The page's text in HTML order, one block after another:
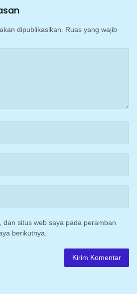
dipublikasikan. Ruas yang wajib
dan situs web saya pada peramban
berikutnya.